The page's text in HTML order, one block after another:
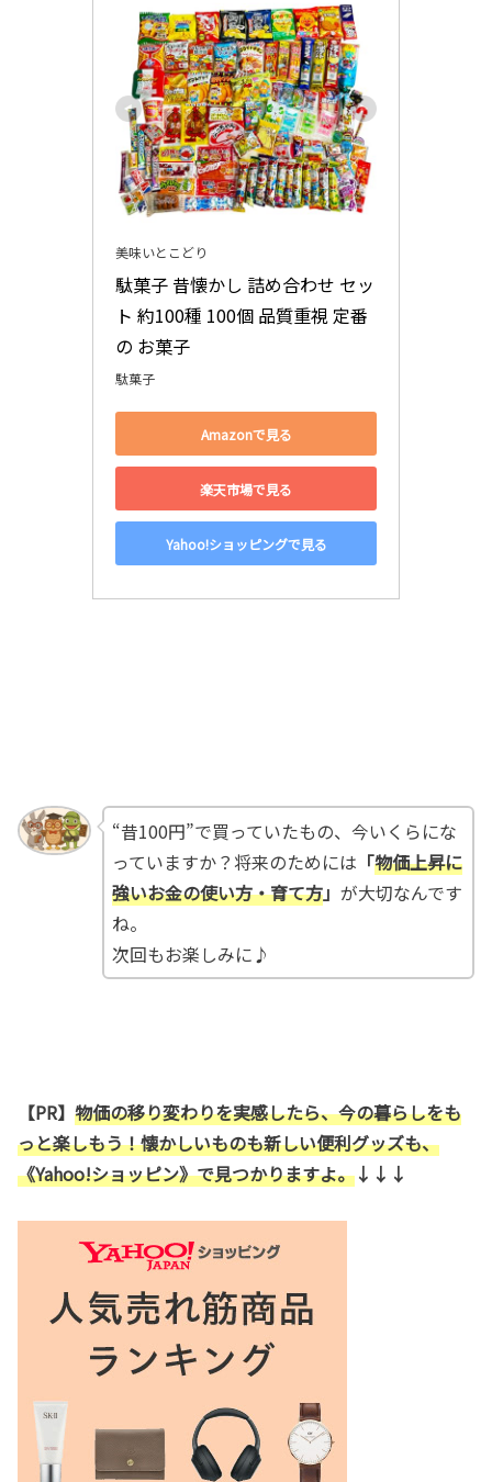
美味いとこどり
駄菓子 昔懐かし 詰め合わせ セッ
ト 約100種 100個 品質重視 定番
の お菓子
駄菓子
Amazonで見る
楽天市場で見る
Yahoo!ショッピングで見る
“昔100円”で買っていたもの、今いくらにな
っていますか？将来のためには 「物価上昇に
強いお金の使い方・育て方」 が大切なんです
ね。
次回もお楽しみに♪
【PR】 物価の移り変わりを実感したら、今の暮らしをも
っと楽しもう！懐かしいものも新しい便利グッズも、
《Yahoo!ショッピン》で見つかりますよ。↓↓↓